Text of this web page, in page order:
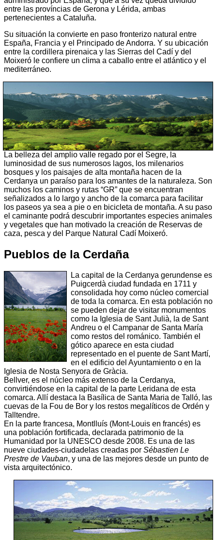
entre las províncias de Gerona y Lérida, ambas
pertenecientes a Cataluña.
Su situación la convierte en paso fronterizo natural entre
España, Francia y el Principado de Andorra. Y su ubicación
entre la cordillera pirenaica y las Sierras del Cadí y del
Moixeró le confiere un clima a caballo entre el atlántico y el
mediterráneo.
La belleza del amplio valle regado por el Segre, la
luminosidad de sus numerosos lagos, los milenarios
bosques y los paisajes de alta montaña hacen de la
Cerdanya un paraíso para los amantes de la naturaleza. Son
muchos los caminos y rutas “GR” que se encuentran
señalizados a lo largo y ancho de la comarca para facilitar
los paseos ya sea a pie o en bicicleta de montaña. A su paso
el caminante podrá descubrir importantes especies animales
y vegetales que han motivado la creación de Reservas de
caza, pesca y del Parque Natural Cadí Moixeró.
Pueblos de la Cerdaña
La capital de la Cerdanya gerundense es
Puigcerdà ciudad fundada en 1711 y
consolidada hoy como núcleo comercial
de toda la comarca. En esta población no
se pueden dejar de visitar monumentos
como la Iglesia de Sant Julià, la de Sant
Andreu o el Campanar de Santa María
como restos del románico. También el
gótico aparece en esta ciudad
representado en el puente de Sant Martí,
en el edificio del Ayuntamiento o en la
Iglesia de Nosta Senyora de Gràcia.
Bellver, es el núcleo más extenso de la Cerdanya,
convirtiéndose en la capital de la parte Leridana de esta
comarca. Allí destaca la Basílica de Santa Maria de Talló, las
cuevas de la Fou de Bor y los restos megalíticos de Ordén y
Talltendre.
En la parte francesa, Montlluís (Mont-Louis en francés) es
una población fortificada, declarada patrimonio de la
Humanidad por la UNESCO desde 2008. Es una de las
nueve ciudades-ciudadelas creadas por Sébastien Le
Prestre de Vauban, y una de las mejores desde un punto de
vista arquitectónico.